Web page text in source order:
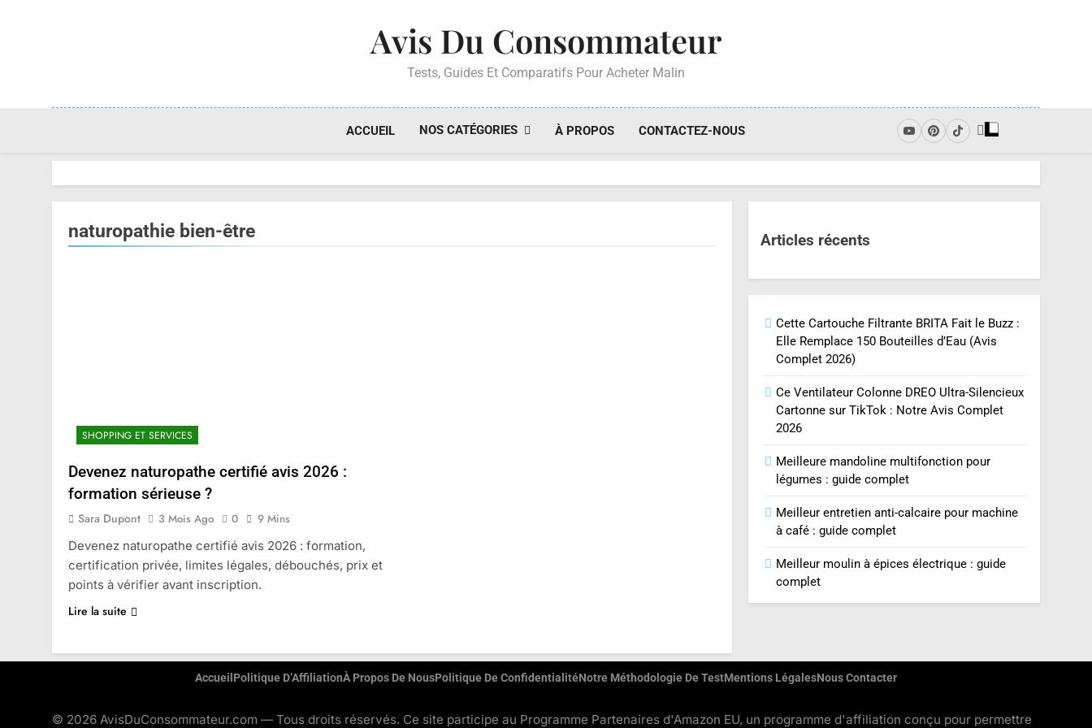
Avis Du Consommateur
Tests, Guides Et Comparatifs Pour Acheter Malin
ACCUEIL NOS CATÉGORIES À PROPOS CONTACTEZ-NOUS
naturopathie bien-être
SHOPPING ET SERVICES
Devenez naturopathe certifié avis 2026 :
formation sérieuse ?
Sara Dupont 3 Mois Ago 0
9 Mins
Devenez naturopathe certifié avis 2026 : formation,
certification privée, limites légales, débouchés, prix et
points à vérifier avant inscription.
Lire la suite
Articles récents
Cette Cartouche Filtrante BRITA Fait le Buzz :
Elle Remplace 150 Bouteilles d’Eau (Avis
Complet 2026)
Ce Ventilateur Colonne DREO Ultra-Silencieux
Cartonne sur TikTok : Notre Avis Complet
2026
Meilleure mandoline multifonction pour
légumes : guide complet
Meilleur entretien anti-calcaire pour machine
à café : guide complet
Meilleur moulin à épices électrique : guide
complet
Accueil Politique D’AffiliationÀ Propos De NousPolitique De ConfidentialitéNotre Méthodologie De TestMentions LégalesNous Contacter
© 2026 AvisDuConsommateur.com — Tous droits réservés. Ce site participe au Programme Partenaires d'Amazon EU, un programme d'affiliation conçu pour permettre